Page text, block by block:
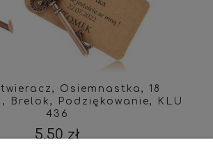
Osiemnastka, 18
, Brelok, Podziękowanie, KLU
436
5,50 zł